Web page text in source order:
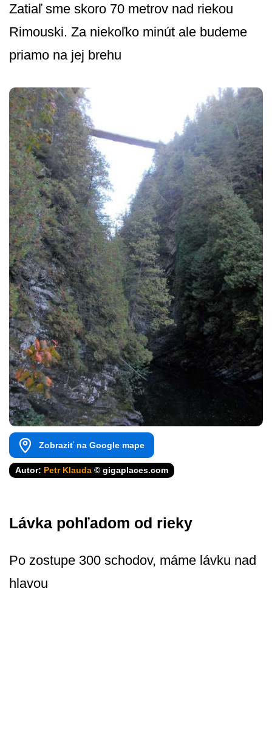
Zatiaľ sme skoro 70 metrov nad riekou
Rimouski. Za niekoľko minút ale budeme
priamo na jej brehu
Zobraziť na Google mape
Autor: Petr Klauda © gigaplaces.com
Lávka pohľadom od rieky
Po zostupe 300 schodov, máme lávku nad
hlavou